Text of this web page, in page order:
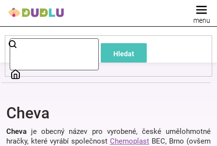
Hledat
Dětské
a
oblečení
Pokojíček
Cheva
Cheva je obecný název pro vyrobené, české umělohmotné
hračky, které vyrábí společnost Chemoplast BEC, Brno (ovšem